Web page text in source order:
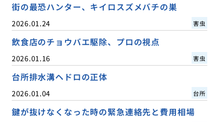
街の最恐ハンター、キイロスズメバチの巣
2026.01.24 害虫
飲食店のチョウバエ駆除、プロの視点
2026.01.16 害虫
台所排水溝ヘドロの正体
2026.01.04 台所
鍵が抜けなくなった時の緊急連絡先と費用相場